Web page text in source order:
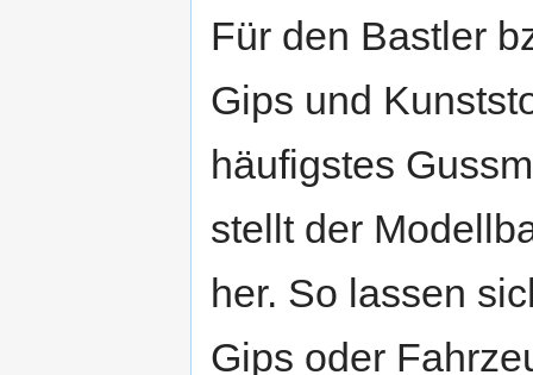
Für den Bastler
Gips und
häufigstes
stellt der
her. So lassen
Gips oder